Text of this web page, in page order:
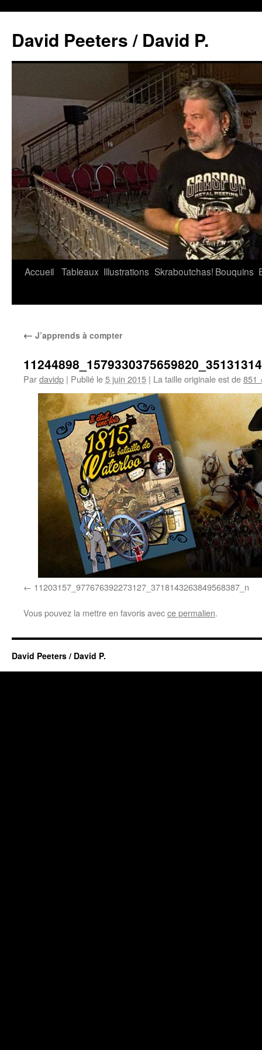
David Peeters / David P.
Accueil Tableaux Illustrations Skraboutchas! Bouquins
← J’apprends à compter
Pardavidp | Publié le5 juin 2015 | La taille originale est de851
11203157_977676392273127_3718143263849568387_n
Vous pouvez la mettre en favoris avecce permalien.
David Peeters / David P.